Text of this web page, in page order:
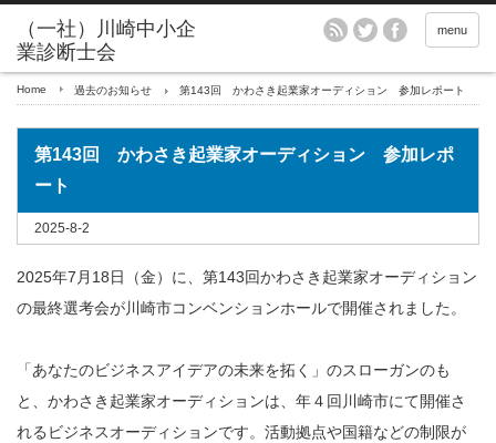
menu
Home 過去のお知らせ 第143回 かわさき起業家オーディション 参加レポート
第143回 かわさき起業家オーディション 参加レポ
ート
2025-8-2
2025年7月18日（金）に、第143回かわさき起業家オーディション
の最終選考会が川崎市コンベンションホールで開催されました。
「あなたのビジネスアイデアの未来を拓く」のスローガンのも
と、かわさき起業家オーディションは、年４回川崎市にて開催さ
れるビジネスオーディションです。活動拠点や国籍などの制限が